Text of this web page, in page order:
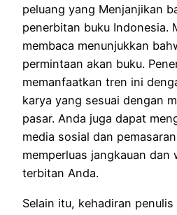
peluang yang Menjanjikan
penerbitan buku Indonesia.
membaca menunjukkan
permintaan akan buku.
memanfaatkan tren ini
karya yang sesuai dengan
pasar. Anda juga dapat
media sosial dan
memperluas jangkauan dan
terbitan Anda.
Selain itu, kehadiran